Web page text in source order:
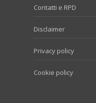
Contatti e RPD
Disclaimer
Privacy policy
Cookie policy